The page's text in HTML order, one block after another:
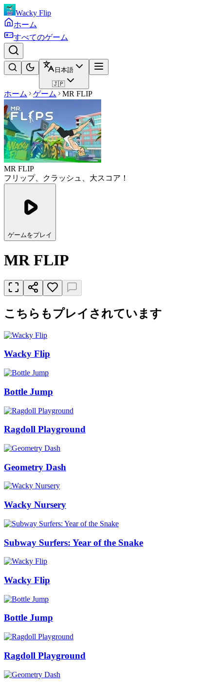
Wacky Flip
ホーム
すべてのゲーム
日本語
🇯🇵
ホーム ゲーム MR FLIP
MR FLIP
フリップ、クラッシュ、大スコア！
ゲームをプレイ
MR FLIP
こちらもプレイされています
Wacky Flip
Bottle Jump
Ragdoll Playground
Geometry Dash
Wacky Nursery
Subway Surfers: Year of the Snake
Wacky Flip
Bottle Jump
Ragdoll Playground